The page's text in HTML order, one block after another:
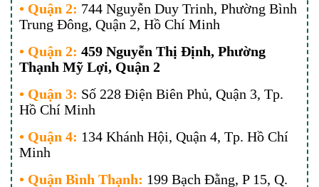
• Quận 2: 744 Nguyễn Duy Trinh, Phường Bình
Trung Đông, Quận 2, Hồ Chí Minh
• Quận 2: 459 Nguyễn Thị Định, Phường
Thạnh Mỹ Lợi, Quận 2
• Quận 3: Số 228 Điện Biên Phủ, Quận 3, Tp.
Hồ Chí Minh
• Quận 4: 134 Khánh Hội, Quận 4, Tp. Hồ Chí
Minh
• Quận Bình Thạnh: 199 Bạch Đằng, P 15, Q.